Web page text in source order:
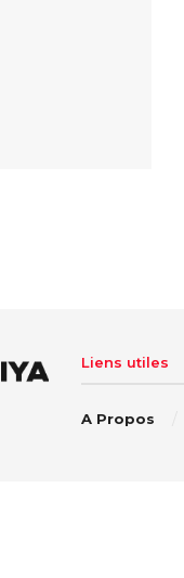
Liens utiles
A Propos